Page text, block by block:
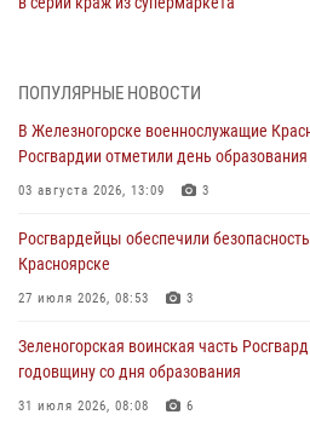
Военнослужащие Красноярского
03 августа 2026, 13:12
В Железногорске военнослужащие
03 августа 2026, 13:09
Зеленогорская воинская часть
31 июля 2026, 08:08
В Красноярске сотрудниками
ПОПУЛЯРНЫЕ НОВОСТИ
В Железногорске военнослужащие
Росгвардии отметили день
03 августа 2026, 13:09 3
Росгвардейцы обеспечили
Красноярске
27 июля 2026, 08:53 3
Зеленогорская воинская часть
годовщину со дня образования
31 июля 2026, 08:08 6